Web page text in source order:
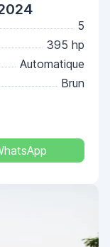
5
395 hp
Automatique
Brun